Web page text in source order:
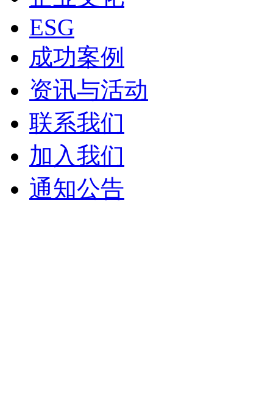
ESG
成功案例
资讯与活动
联系我们
加入我们
通知公告